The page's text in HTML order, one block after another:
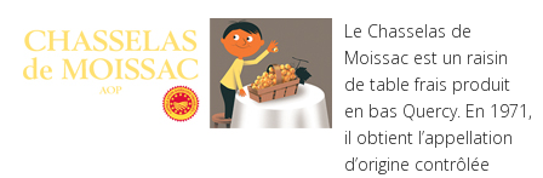
Le Chasselas de
Moissac est un raisin
de table frais produit
en bas Quercy. En 1971,
il obtient l’appellation
d’origine contrôlée